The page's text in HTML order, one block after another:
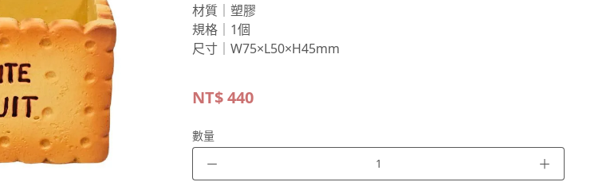
材質｜塑膠
規格｜1個
尺寸｜W75×L50×H45mm
NT$440
數量
－ ＋